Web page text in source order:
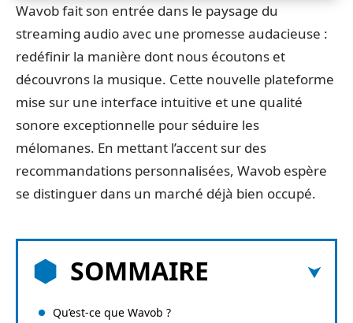
Wavob fait son entrée dans le paysage du
streaming audio avec une promesse audacieuse :
redéfinir la manière dont nous écoutons et
découvrons la musique. Cette nouvelle plateforme
mise sur une interface intuitive et une qualité
sonore exceptionnelle pour séduire les
mélomanes. En mettant l’accent sur des
recommandations personnalisées, Wavob espère
se distinguer dans un marché déjà bien occupé.
SOMMAIRE
Qu’est-ce que Wavob ?